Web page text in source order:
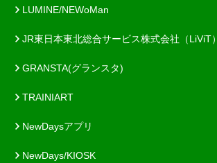
LUMINE/NEWoMan
JR東日本東北総合サービス株式会社（LiViT）
GRANSTA(グランスタ)
TRAINIART
NewDaysアプリ
NewDays/KIOSK